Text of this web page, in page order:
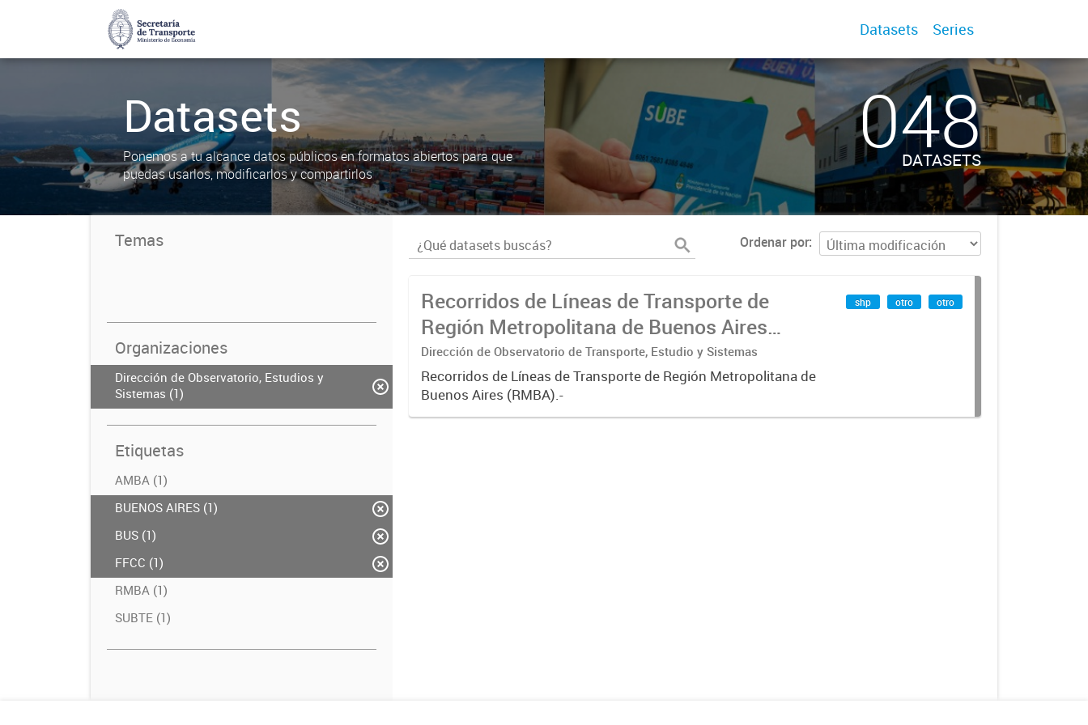
Datasets Series
Datasets
Ponemos a tu alcance datos públicos en formatos abiertos para que
puedas usarlos, modificarlos y compartirlos
048
DATASETS
Temas
Organizaciones
Dirección de Observatorio, Estudios y
Sistemas (1)
Etiquetas
AMBA (1)
BUENOS AIRES (1)
BUS (1)
FFCC (1)
RMBA (1)
SUBTE (1)
Ordenar por
Recorridos de Líneas de Transporte de
Región Metropolitana de Buenos Aires
(RMBA)
Dirección de Observatorio de Transporte, Estudio y Sistemas
Recorridos de Líneas de Transporte de Región Metropolitana de
Buenos Aires (RMBA).-
shp otro otro